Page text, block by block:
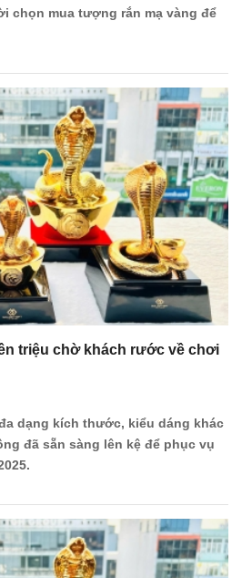
chọn mua tượng rắn mạ vàng để
triệu chờ khách rước về chơi
dạng kích thước, kiểu dáng khác
đã sẵn sàng lên kệ để phục vụ